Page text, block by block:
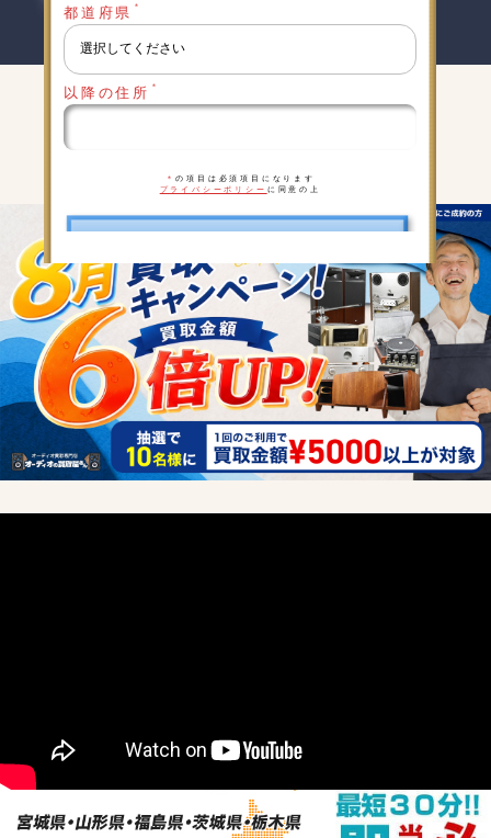
都道府県 ＊
以降の住所 ＊
＊の項目は必須項目になります
プライバシーポリシー に同意の上
キャンペーン実施中